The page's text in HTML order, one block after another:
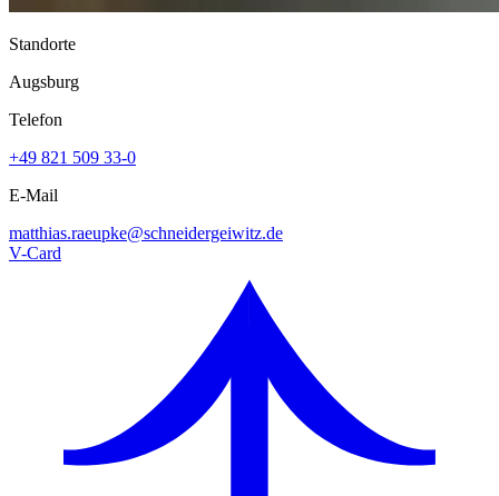
Standorte
Augsburg
Telefon
+49 821 509 33-0
E-Mail
matthias.raeupke@schneidergeiwitz.de
V-Card